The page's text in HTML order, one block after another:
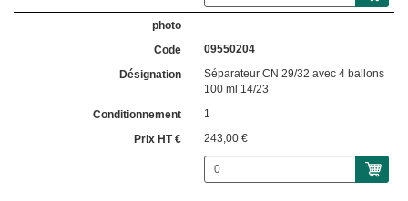
09550204
Séparateur CN 29/32 avec 4 ballons
100 ml 14/23
1
243,00 €